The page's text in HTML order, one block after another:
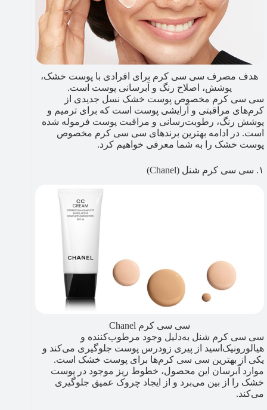
هدف مصرف سی سی کرم برای افرادی با پوست خشک،
پوشش، اصلاح رنگ و آبرسانی پوست است.
سی سی کرم مخصوص پوست خشک نسل جدیدی از
کرم‌های مراقبتی و آرایشی پوست است که برای ترمیم و
پوشش رنگ، رطوبت‌رسانی و مراقبت پوست فرموله شده‌
است. در ادامه بهترین برندهای سی سی کرم مخصوص
پوست خشک را به شما معرفی خواهیم کرد.
۱. سی سی کرم شنل (Chanel)
سی سی کرم Chanel
سی سی کرم شنل به‌دلیل وجود مرطوب‌کننده و
هیالورونیک‌اسید از پیری زودرس پوست جلوگیری می‌کند و
یکی از بهترین سی سی کرم‌ها برای پوست خشک است.
موارد آبرسان این محصول، خطوط ریز موجود در پوست
خشک را از بین می‌برد و از ایجاد چروک عمیق جلوگیری
می‌کند.